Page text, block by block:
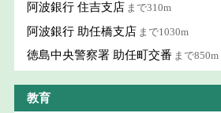
阿波銀行 住吉支店 まで310m
阿波銀行 助任橋支店 まで1030m
徳島中央警察署 助任町交番 まで850m
教育